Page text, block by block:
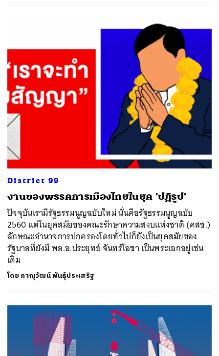
District 99
​งานของพรรคการเมืองไทยในยุค ‘ปฏิรูป’
ปัจจุบันเรามีรัฐธรรมนูญฉบับใหม่ นั่นคือรัฐธรรมนูญฉบับ
2560 แต่ในยุคสมัยของคณะรักษาความสงบแห่งชาติ (คสช.)
ลักษณะอำนาจการปกครองโดยทั่วไปก็ยังเป็นยุคสมัยของ
รัฐบาลที่ยังมี พล.อ.ประยุทธ์ จันทร์โอชา เป็นพระเอกอยู่เช่น
เดิม
โดย ภาณุวัฒน์ พันธุ์ประเสริฐ